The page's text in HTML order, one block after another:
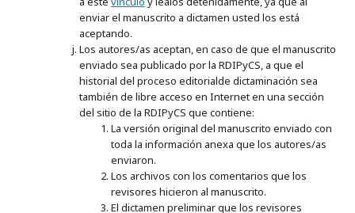
enviar el manuscrito a dictamen usted los está
aceptando.
Los autores/as aceptan, en caso de que el manuscrito
enviado sea publicado por la RDIPyCS, a que el
historial del proceso editorialde dictaminación sea
también de libre acceso en Internet en una sección
del sitio de la RDIPyCS que contiene:
La versión original del manuscrito enviado con
toda la información anexa que los autores/as
enviaron.
Los archivos con los comentarios que los
revisores hicieron al manuscrito.
El dictamen preliminar que los revisores